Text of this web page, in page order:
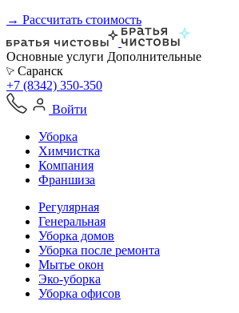
→ Рассчитать стоимость
Основные услуги Дополнительные
Саранск
+7 (8342) 350-350
Войти
Уборка
Химчистка
Компания
Франшиза
Регулярная
Генеральная
Уборка домов
Уборка после ремонта
Мытье окон
Эко-уборка
Уборка офисов